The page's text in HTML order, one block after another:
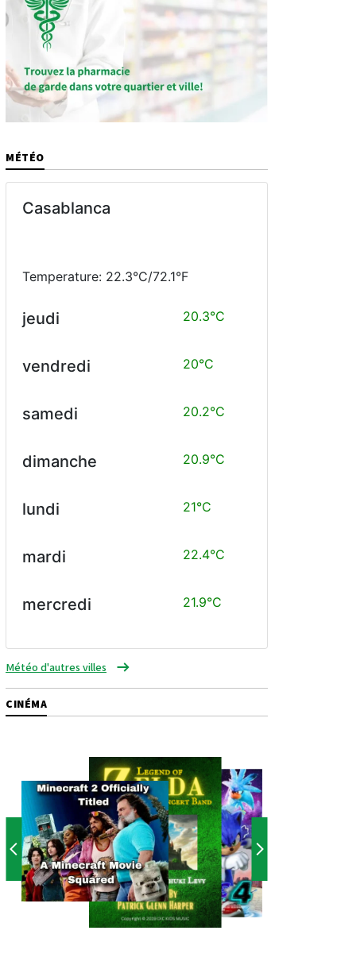
MÉTÉO
Casablanca
Temperature: 22.3°C/72.1°F
jeudi 20.3°C
vendredi 20°C
samedi 20.2°C
dimanche 20.9°C
lundi 21°C
mardi 22.4°C
mercredi 21.9°C
Météo d'autres villes
CINÉMA